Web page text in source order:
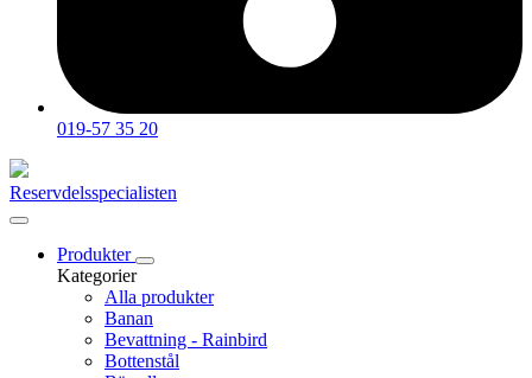
019-57 35 20
Reservdelsspecialisten
Produkter
Kategorier
Alla produkter
Banan
Bevattning - Rainbird
Bottenstål